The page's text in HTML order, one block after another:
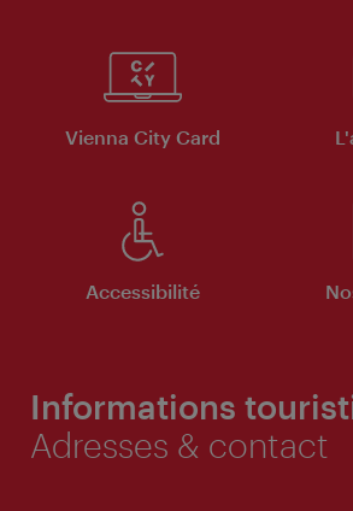
Vienna City Card
Accessibilité
Informations
Adresses & contact